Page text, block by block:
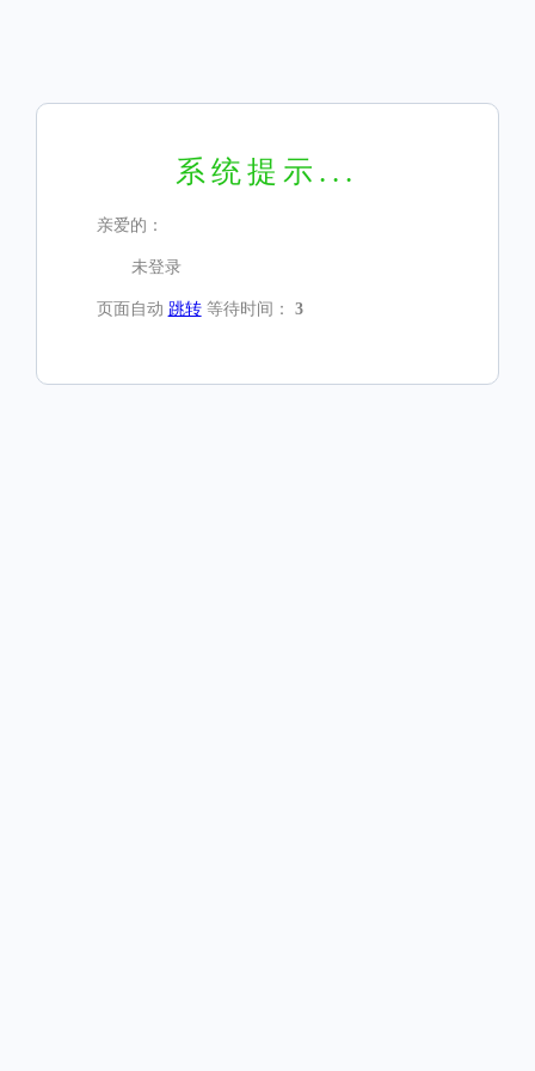
系统提示...
亲爱的：
未登录
页面自动 跳转等待时间： 3